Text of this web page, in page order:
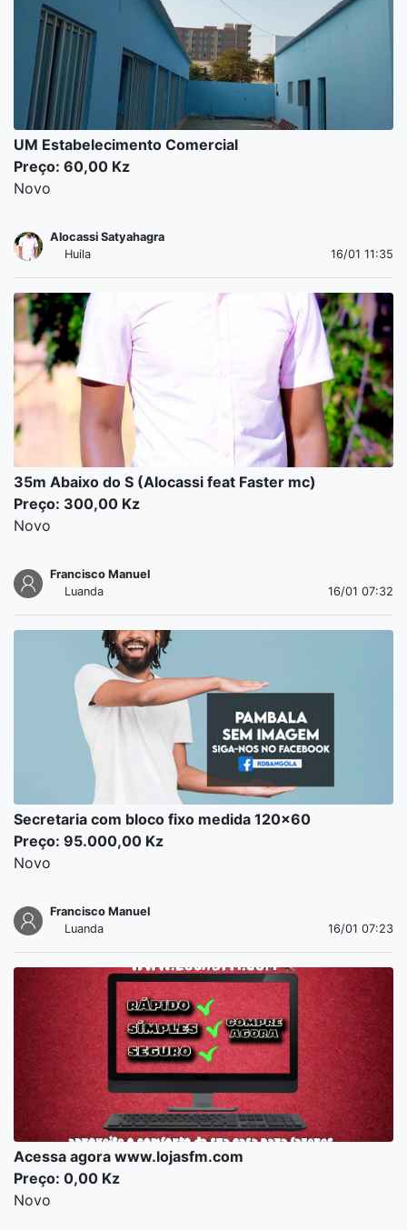
UM Estabelecimento Comercial
Preço: 60,00 Kz
Novo
Alocassi Satyahagra
Huila
16/01 11:35
35m Abaixo do S (Alocassi feat Faster mc)
Preço: 300,00 Kz
Novo
Francisco Manuel
Luanda
16/01 07:32
Secretaria com bloco fixo medida 120x60
Preço: 95.000,00 Kz
Novo
Francisco Manuel
Luanda
16/01 07:23
Acessa agora www.lojasfm.com
Preço: 0,00 Kz
Novo